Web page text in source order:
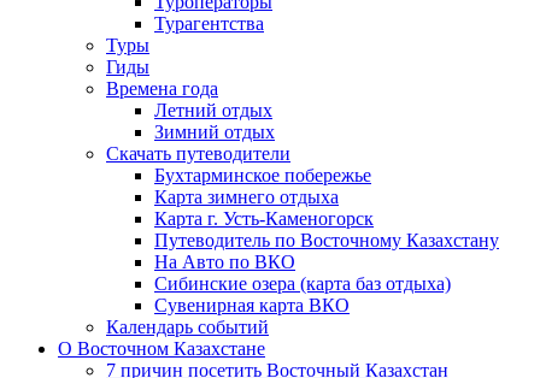
Турагентства
Туры
Гиды
Времена года
Летний отдых
Зимний отдых
Скачать путеводители
Бухтарминское побережье
Карта зимнего отдыха
Карта г. Усть-Каменогорск
Путеводитель по Восточному Казахстану
На Авто по ВКО
Сибинские озера (карта баз отдыха)
Сувенирная карта ВКО
Календарь событий
О Восточном Казахстане
7 причин посетить Восточный Казахстан